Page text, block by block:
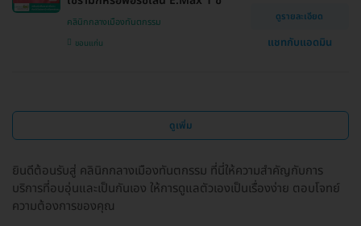
ยินดีต้อนรับสู่ คลินิกกลางเมืองทันตกรรม ที่นี่ให้ความสำคัญกับการ
บริการที่อบอุ่นและเป็นกันเอง ให้การดูแลตัวเองเป็นเรื่องง่าย ตอบโจทย์
ความต้องการของคุณ
คลินิกกลางเมืองทันตกรรม
ขอนแก่น
ดูรายละเอียด
แชทกับแอดมิน
ดูเพิ่ม